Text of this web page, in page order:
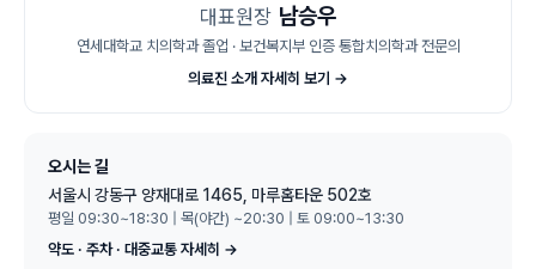
대표원장 남승우
연세대학교 치의학과 졸업 · 보건복지부 인증 통합치의학과 전문의
의료진 소개 자세히 보기 →
오시는 길
서울시 강동구 양재대로 1465, 마루홈타운 502호
평일 09:30~18:30 | 목(야간) ~20:30 | 토 09:00~13:30
약도 · 주차 · 대중교통 자세히 →